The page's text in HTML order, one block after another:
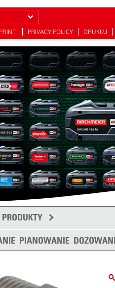
PRIVACY POLICY DRUKUJ
PIANOWANIE